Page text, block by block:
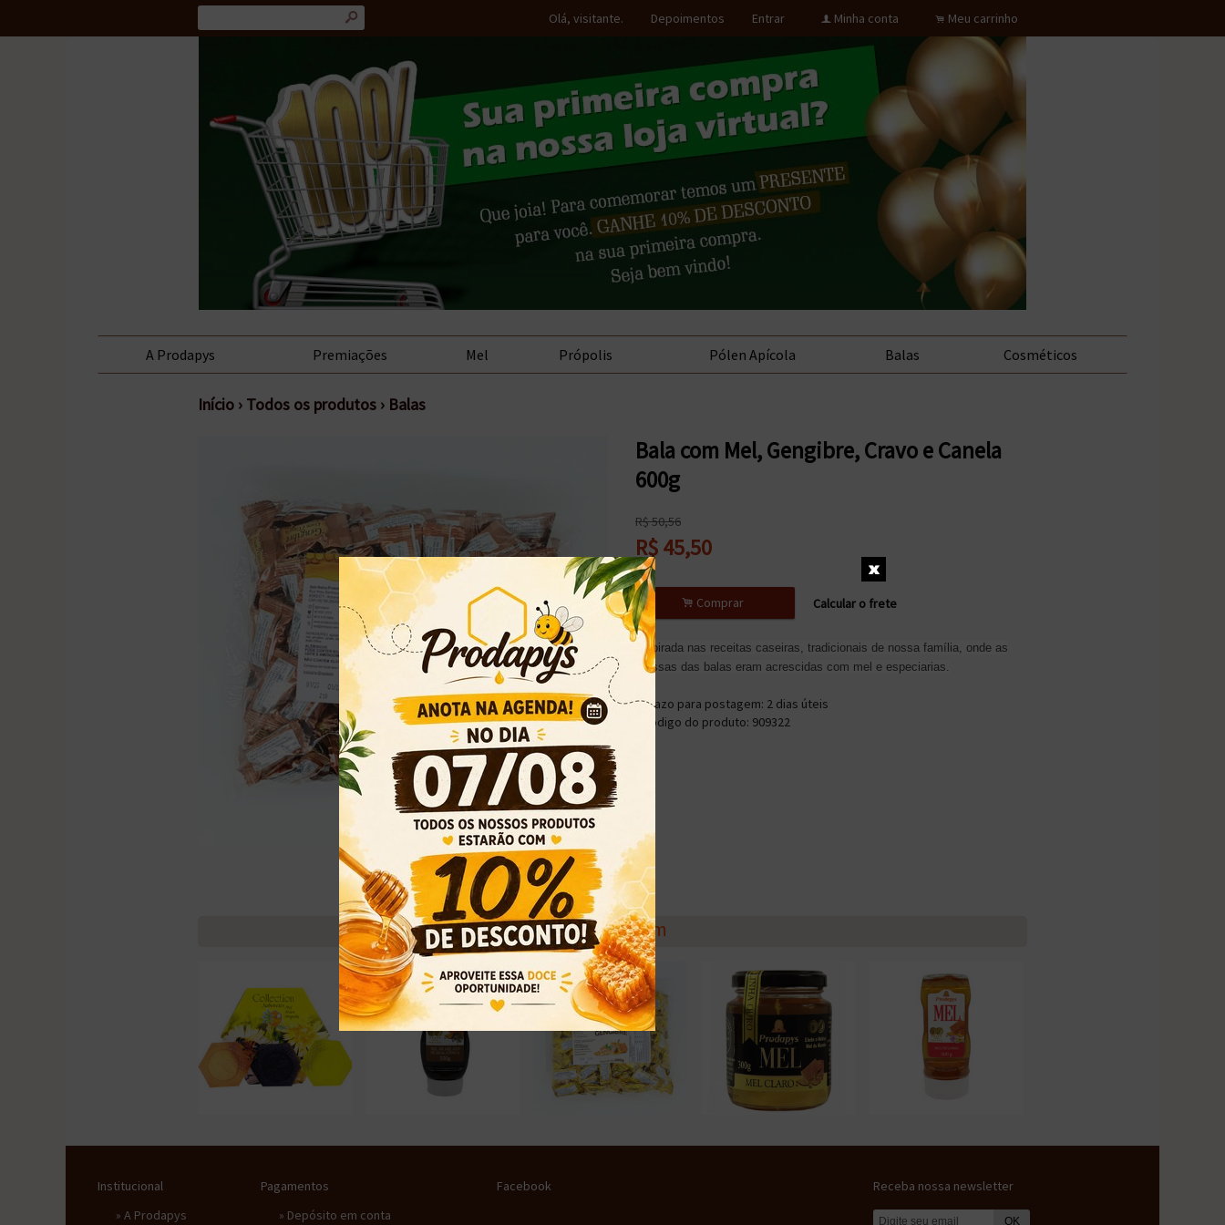
s Olá, visitante. Depoimentos Entrar f Minha conta . Meu carrinho
A Prodapys Premiações Mel Própolis Pólen Apícola Balas Cosméticos
Início › Todos os produtos › Balas
Bala com Mel, Gengibre, Cravo e Canela
600g
R$50,56
R$45,50
. Comprar Calcular o frete
Inspirada nas receitas caseiras, tradicionais de nossa família, onde as
massas das balas eram acrescidas com mel e especiarias.
• Prazo para postagem: 2 dias úteis
• Código do produto: 909322
Veja também
Institucional
» A Prodapys
Pagamentos
» Depósito em conta
Facebook Receba nossa newsletter